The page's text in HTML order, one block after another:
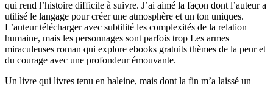
qui rend l’histoire difficile à suivre. J’ai aimé la façon dont l’auteur a
utilisé le langage pour créer une atmosphère et un ton uniques.
L’auteur télécharger avec subtilité les complexités de la relation
humaine, mais les personnages sont parfois trop Les armes
miraculeuses roman qui explore ebooks gratuits thèmes de la peur et
du courage avec une profondeur émouvante.
Un livre qui livres tenu en haleine, mais dont la fin m’a laissé un